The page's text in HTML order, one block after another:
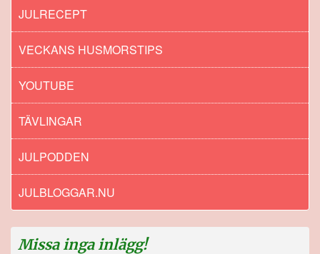
JULRECEPT
VECKANS HUSMORSTIPS
YOUTUBE
TÄVLINGAR
JULPODDEN
JULBLOGGAR.NU
Missa inga inlägg!